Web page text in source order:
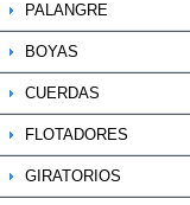
PALANGRE
BOYAS
CUERDAS
FLOTADORES
GIRATORIOS